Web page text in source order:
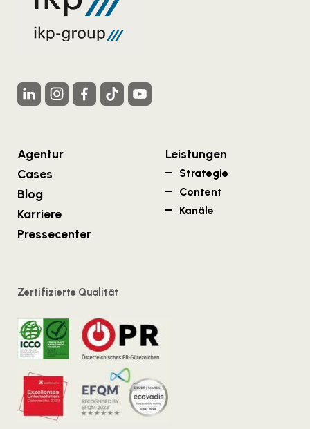
Agentur
Cases
Blog
Karriere
Pressecenter
Leistungen
Strategie
Content
Kanäle
Zertifizierte Qualität